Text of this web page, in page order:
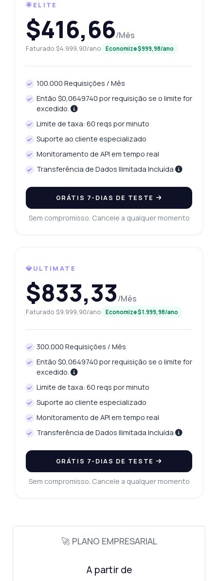
🌟ELITE
$416,66/Mês
Faturado $4.999,90/ano Economize $999,98/ano
100.000 Requisições / Mês
Então $0,0649740 por requisição se o limite for
excedido.
Limite de taxa: 60 reqs por minuto
Suporte ao cliente especializado
Monitoramento de API em tempo real
Transferência de Dados Ilimitada Incluída
GRÁTIS 7-DIAS DE TESTE
Sem compromisso. Cancele a qualquer momento
💎ULTIMATE
$833,33/Mês
Faturado $9.999,90/ano Economize $1.999,98/ano
300.000 Requisições / Mês
Então $0,0649740 por requisição se o limite for
excedido.
Limite de taxa: 60 reqs por minuto
Suporte ao cliente especializado
Monitoramento de API em tempo real
Transferência de Dados Ilimitada Incluída
GRÁTIS 7-DIAS DE TESTE
Sem compromisso. Cancele a qualquer momento
🚀 PLANO EMPRESARIAL
A partir de
Pergunte qualquer coisa
Respostas sobre Recuperar Preços do Platina de Dharmapuri API
Olá! Pergunte qualquer coisa sobre
API — endpoints, preços, dicas de
integração, o que precisar.
Posso obter o preço de ontem e a
Como os dados de histórico de preços são
estruturados?
Quais parâmetros são necessários para os
Quanto custa?
Respondido por Zyla AI · Prefiro perguntar ao Suporte